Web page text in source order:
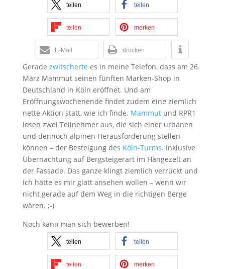
teilen teilen
teilen merken
E-Mail drucken
Gerade zwitscherte es in meine Telefon, dass am 26.
März Mammut seinen fünften Marken-Shop in
Deutschland in Köln eröffnet. Und am
Eröffnungswochenende findet zudem eine ziemlich
nette Aktion statt, wie ich finde. Mammutund RPR1
losen zwei Teilnehmer aus, die sich einer urbanen
und dennoch alpinen Herausforderung stellen
können – der Besteigung des Köln-Turms. Inklusive
Übernachtung auf Bergsteigerart im Hängezelt an
der Fassade. Das ganze klingt ziemlich verrückt und
ich hätte es mir glatt ansehen wollen – wenn wir
nicht gerade auf dem Weg in die richtigen Berge
wären. ;-)
Noch kann man sich bewerben!
teilen teilen
teilen merken